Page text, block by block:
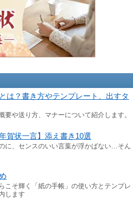
は？書き方やテンプレート、出すタ
要や送り方、マナーについて紹介します。
賀状一言】添え書き10選
に、センスのいい言葉が浮かばない…そん
こそ輝く「紙の手帳」の使い方とテンプレ
します